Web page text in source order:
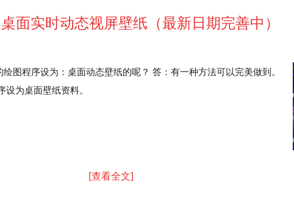
面实时动态视屏壁纸（最新日期完善中）
图程序设为：桌面动态壁纸的呢？ 答：有一种方法可以完美做到。
为桌面壁纸资料。
[查看全文]